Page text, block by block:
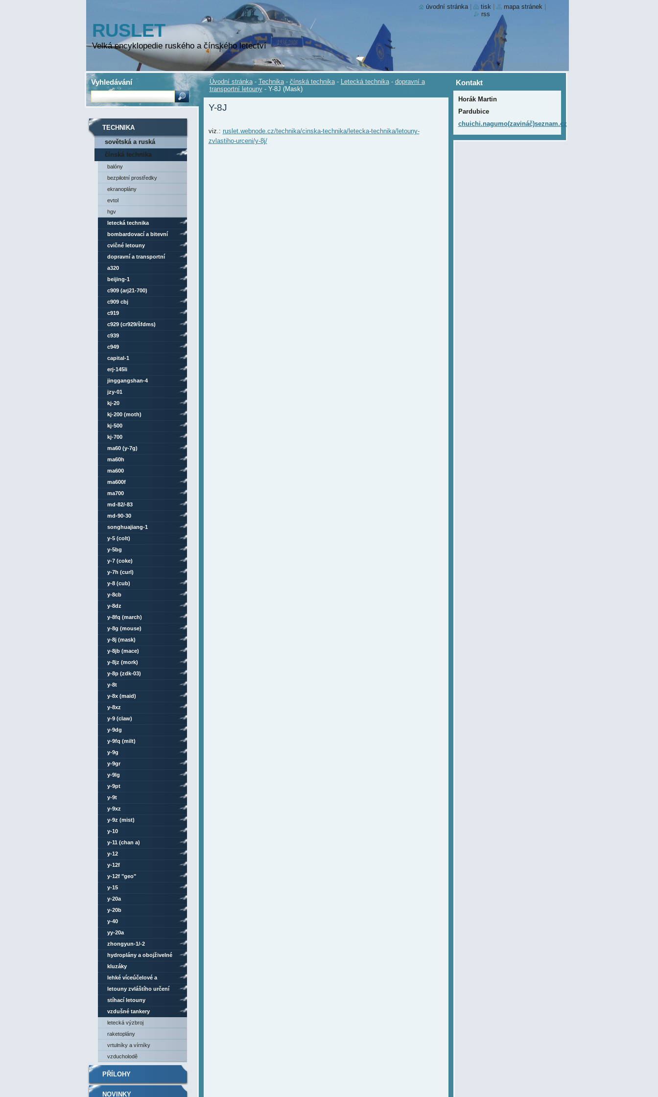
RUSLET
Velká encyklopedie ruského a čínského letectví
Úvodní stránka - Technika - čínská technika - Letecká technika - dopravní a
transportní letouny - Y-8J (Mask)
Y-8J
viz.: ruslet.webnode.cz/technika/cinska-technika/letecka-technika/letouny-
zvlastiho-urceni/y-8j/
TECHNIKA
sovětská a ruská
technika
čínská technika
balóny
bezpilotní prostředky
ekranoplány
evtol
hgv
letecká technika
bombardovací a bitevní
letouny
cvičné letouny
dopravní a transportní
letouny
a320
beijing-1
c909 (arj21-700)
c909 cbj
c919
c929 (cr929/šfdms)
c939
c949
capital-1
erj-145li
jinggangshan-4
jzy-01
kj-20
kj-200 (moth)
kj-500
kj-700
ma60 (y-7g)
ma60h
ma600
ma600f
ma700
md-82/-83
md-90-30
songhuajiang-1
y-5 (colt)
y-5bg
y-7 (coke)
y-7h (curl)
y-8 (cub)
y-8cb
y-8dz
y-8fq (march)
y-8g (mouse)
y-8j (mask)
y-8jb (mace)
y-8jz (mork)
y-8p (zdk-03)
y-8t
y-8x (maid)
y-8xz
y-9 (claw)
y-9dg
y-9fq (milt)
y-9g
y-9gr
y-9lg
y-9pt
y-9t
y-9xz
y-9z (mist)
y-10
y-11 (chan a)
y-12
y-12f
y-12f "geo"
y-15
y-20a
y-20b
y-40
yy-20a
zhongyun-1/-2
hydroplány a obojživelné
letouny
kluzáky
lehké víceúčelové a
sportovní letouny
letouny zvláštího určení
stíhací letouny
vzdušné tankery
letecká výzbroj
raketoplány
vrtulníky a vírníky
vzducholodě
PŘÍLOHY
NOVINKY
Kontakt
Horák Martin
Pardubice
chuichi.nagumo(zavináč)seznam.cz
Vyhledávání
úvodní stránka tisk mapa stránek
rss